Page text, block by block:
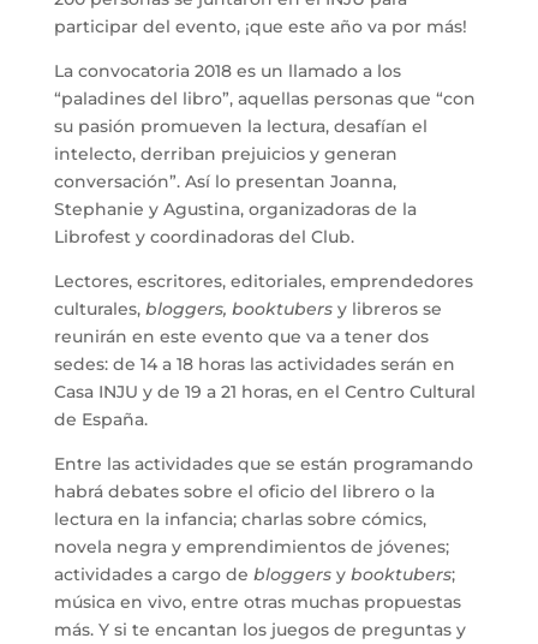
participar del evento, ¡que este año va por más!
La convocatoria 2018 es un llamado a los
“paladines del libro”, aquellas personas que “con
su pasión promueven la lectura, desafían el
intelecto, derriban prejuicios y generan
conversación”. Así lo presentan Joanna,
Stephanie y Agustina, organizadoras de la
Librofest y coordinadoras del Club.
Lectores, escritores, editoriales, emprendedores
culturales, bloggers, booktubersy libreros se
reunirán en este evento que va a tener dos
sedes: de 14 a 18 horas las actividades serán en
Casa INJU y de 19 a 21 horas, en el Centro Cultural
de España.
Entre las actividades que se están programando
habrá debates sobre el oficio del librero o la
lectura en la infancia; charlas sobre cómics,
novela negra y emprendimientos de jóvenes;
actividades a cargo de bloggersy booktubers;
música en vivo, entre otras muchas propuestas
más. Y si te encantan los juegos de preguntas y